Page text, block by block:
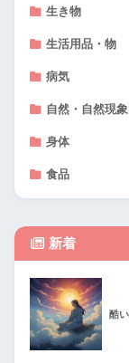
生き物
生活用品・物
病気
自然・自然現象
身体
食品
新着
酷